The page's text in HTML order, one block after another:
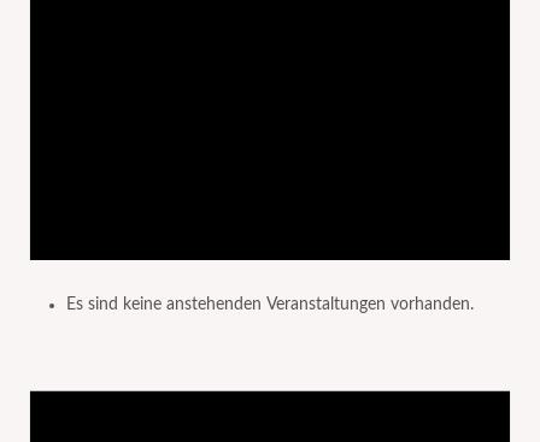
Es sind keine anstehenden Veranstaltungen vorhanden.